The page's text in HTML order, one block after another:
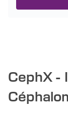
CephX -